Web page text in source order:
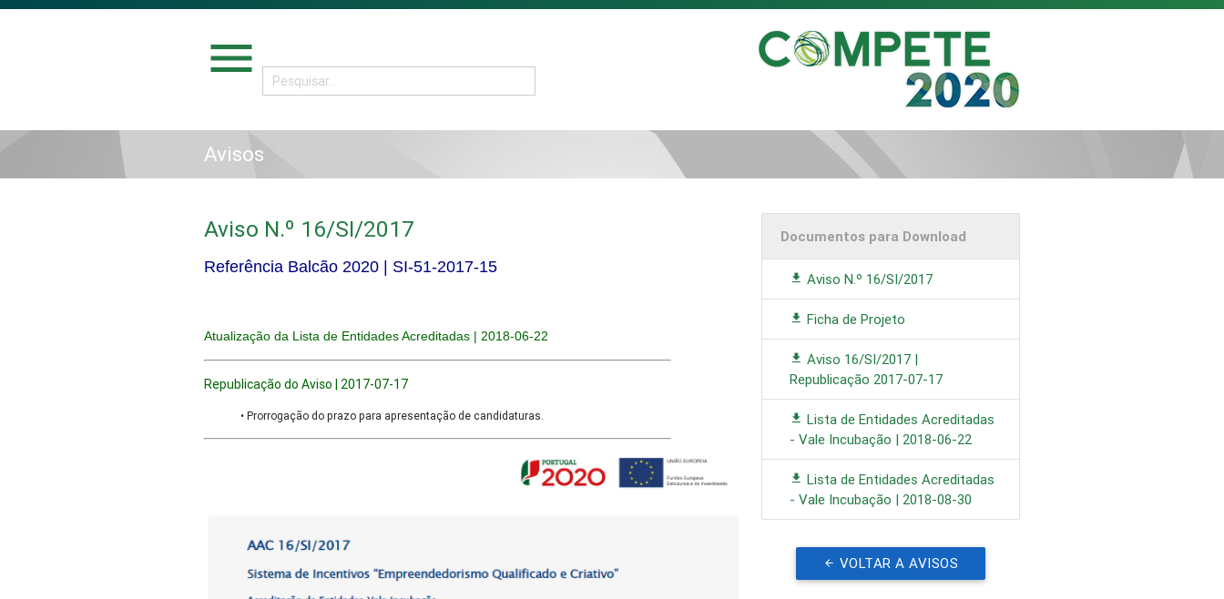
menu
Avisos
Aviso N.º 16/SI/2017
Referência Balcão 2020 | SI-51-2017-15
Atualização da Lista de Entidades Acreditadas | 2018-06-22
Republicação do Aviso | 2017-07-17
• Prorrogação do prazo para apresentação de candidaturas.​
Documentos para Download
Aviso N.º 16/SI/2017
Ficha de Projeto
Aviso 16/SI/2017 |
Republicação 2017-07-17
Lista de Entidades Acreditadas
- Vale Incubação | 2018-06-22
Lista de Entidades Acreditadas
- Vale Incubação | 2018-08-30
VOLTAR A AVISOS